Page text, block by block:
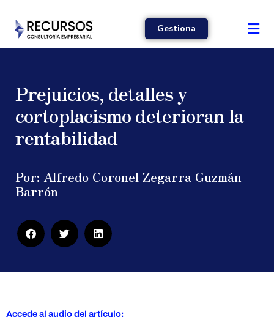
Gestiona
Prejuicios, detalles y
cortoplacismo deterioran la
rentabilidad
Por: Alfredo Coronel Zegarra Guzmán
Barrón
Accede al audio del artículo: